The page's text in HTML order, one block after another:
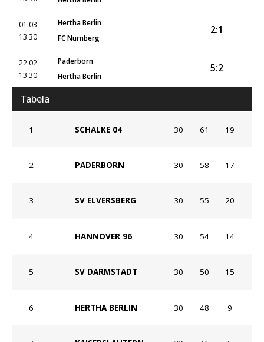
01.03
13:30
Hertha Berlin
FC Nurnberg
2:1
22.02
13:30
Paderborn
Hertha Berlin
5:2
Tabela
1 SCHALKE 04 30 61 19
2 PADERBORN 30 58 17
3 SV ELVERSBERG 30 55 20
4 HANNOVER 96 30 54 14
5 SV DARMSTADT 30 50 15
6 HERTHA BERLIN 30 48 9